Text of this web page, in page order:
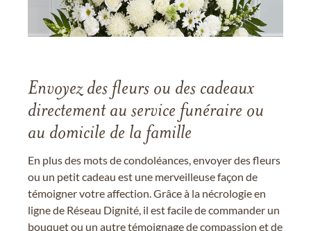
Envoyez des fleurs ou des cadeaux
directement au service funéraire ou
au domicile de la famille
En plus des mots de condoléances, envoyer des fleurs
ou un petit cadeau est une merveilleuse façon de
témoigner votre affection. Grâce à la nécrologie en
ligne de Réseau Dignité, il est facile de commander un
bouquet ou un autre témoignage de compassion et de